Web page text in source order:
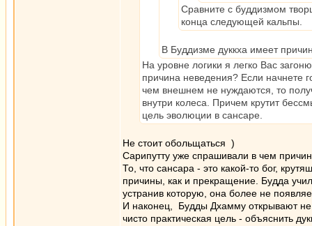
Сравните с буддизмом
конца следующей кальпы.
В Буддизме дуккха имеет
На уровне логики я легко Вас
причина неведения? Если начнете
чем внешнем не нуждаются, то
внутри колеса. Причем крутит
цель эволюции в сансаре.
Не стоит обольщаться )
Сарипутту уже спрашивали в чем
То, что сансара - это какой-то бог,
причины, как и прекращение. Будда
устранив которую, она более не
И наконец, Будды Дхамму открывают не
чисто практическая цель - объяснить